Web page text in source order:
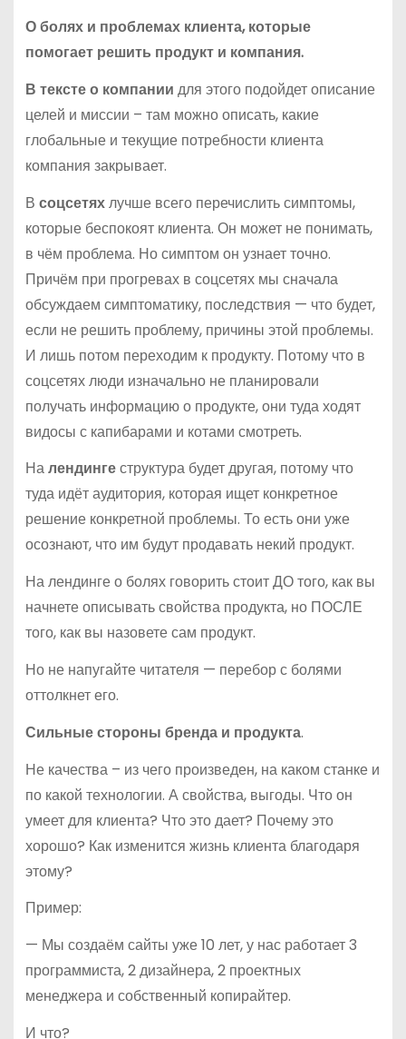
О болях и проблемах клиента, которые
помогает решить продукт и компания.
В тексте о компании для этого подойдет описание
целей и миссии – там можно описать, какие
глобальные и текущие потребности клиента
компания закрывает.
В соцсетяхлучше всего перечислить симптомы,
которые беспокоят клиента. Он может не понимать,
в чём проблема. Но симптом он узнает точно.
Причём при прогревах в соцсетях мы сначала
обсуждаем симптоматику, последствия — что будет,
если не решить проблему, причины этой проблемы.
И лишь потом переходим к продукту. Потому что в
соцсетях люди изначально не планировали
получать информацию о продукте, они туда ходят
видосы с капибарами и котами смотреть.
Налендингеструктура будет другая, потому что
туда идёт аудитория, которая ищет конкретное
решение конкретной проблемы. То есть они уже
осознают, что им будут продавать некий продукт.
На лендинге о болях говорить стоит ДО того, как вы
начнете описывать свойства продукта, но ПОСЛЕ
того, как вы назовете сам продукт.
Но не напугайте читателя — перебор с болями
оттолкнет его.
Сильные стороны бренда и продукта.
Не качества – из чего произведен, на каком станке и
по какой технологии. А свойства, выгоды. Что он
умеет для клиента? Что это дает? Почему это
хорошо? Как изменится жизнь клиента благодаря
этому?
Пример:
— Мы создаём сайты уже 10 лет, у нас работает 3
программиста, 2 дизайнера, 2 проектных
менеджера и собственный копирайтер.
И что?